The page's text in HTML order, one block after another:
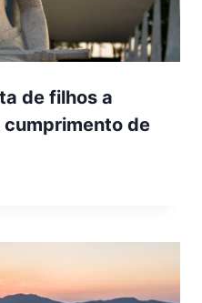
de filhos a
cumprimento de